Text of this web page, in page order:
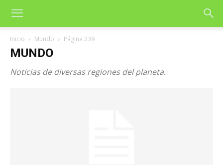
Inicio Mundo Página 239
MUNDO
Noticias de diversas regiones del planeta.